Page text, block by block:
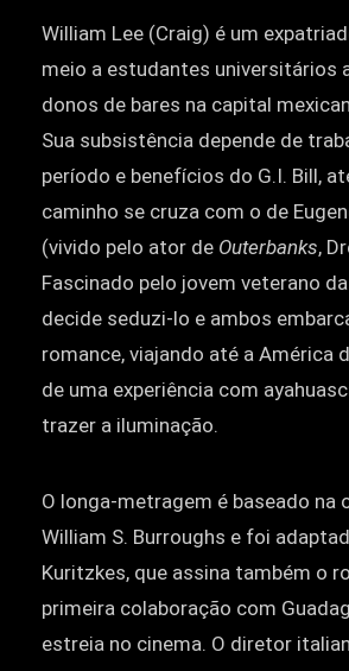
William Lee (Craig) é um
meio a estudantes universitários
donos de bares na capital
Sua subsistência depende de
período e benefícios do G.I. Bill,
caminho se cruza com o de
(vivido pelo ator de Outerbanks,
Fascinado pelo jovem veterano
decide seduzi-lo e ambos
romance, viajando até a América
de uma experiência com
trazer a iluminação.
O longa-metragem é baseado na
William S. Burroughs e foi
Kuritzkes, que assina também o
primeira colaboração com
estreia no cinema. O diretor